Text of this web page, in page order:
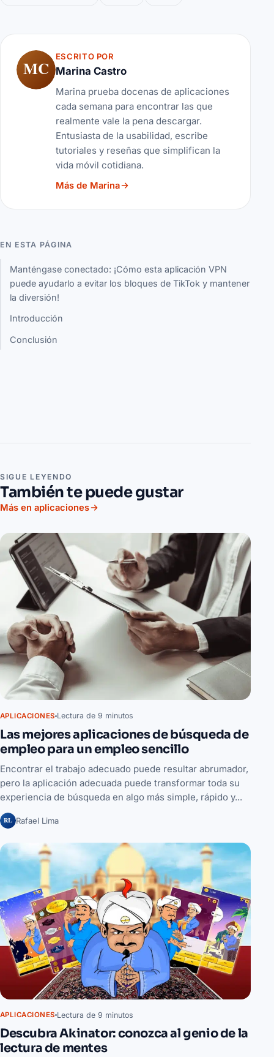
MC
ESCRITO POR
Marina Castro
Marina prueba docenas de aplicaciones
cada semana para encontrar las que
realmente vale la pena descargar.
Entusiasta de la usabilidad, escribe
tutoriales y reseñas que simplifican la
vida móvil cotidiana.
Más de Marina
EN ESTA PÁGINA
Manténgase conectado: ¡Cómo esta aplicación VPN
puede ayudarlo a evitar los bloques de TikTok y mantener
la diversión!
Introducción
Conclusión
SIGUE LEYENDO
También te puede gustar
Más en aplicaciones
APLICACIONES Lectura de 9 minutos
Las mejores aplicaciones de búsqueda de
empleo para un empleo sencillo
Encontrar el trabajo adecuado puede resultar abrumador,
pero la aplicación adecuada puede transformar toda su
experiencia de búsqueda en algo más simple, rápido y...
RL Rafael Lima
APLICACIONES Lectura de 9 minutos
Descubra Akinator: conozca al genio de la
lectura de mentes